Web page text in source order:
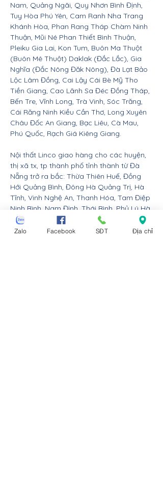
Nam, Quảng Ngãi, Quy Nhơn Bình Định,
Tuy Hòa Phú Yên, Cam Ranh Nha Trang
Khánh Hòa, Phan Rang Tháp Chàm Ninh
Thuận, Mũi Né Phan Thiết Bình Thuận,
Pleiku Gia Lai, Kon Tum, Buôn Ma Thuột
(Buôn Mê Thuột) Daklak (Đắc Lắc), Gia
Nghĩa (Đắc Nông Đăk Nông), Đà Lạt Bảo
Lộc Lâm Đồng, Cai Lậy Cái Bè Mỹ Tho
Tiền Giang, Cao Lãnh Sa Đéc Đồng Tháp,
Bến Tre, Vĩnh Long, Trà Vinh, Sóc Trăng,
Cái Răng Ninh Kiều Cần Thơ, Long Xuyên
Châu Đốc An Giang, Bạc Liêu, Cà Mau,
Phú Quốc, Rạch Giá Kiêng Giang.
Nội thất Linco giao hàng cho các huyện,
thị xã tx, tp thành phố tỉnh thành từ Đà
Nẵng trở ra bắc: Thừa Thiên Huế, Đồng
Hới Quảng Bình, Đông Hà Quảng Trị, Hà
Tĩnh, Vinh Nghệ An, Thanh Hóa, Tam Điệp
Ninh Bình, Nam Định, Thái Bình, Phủ Lý Hà
Nam, Hưng Yên, quận Đồ Sơn Dương Kinh
Hải An Hồng Bàng Kiến An Lê Chân Ngô
Zalo Facebook SĐT Địa chỉ